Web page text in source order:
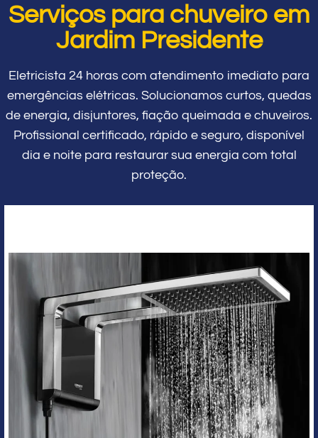
Serviços para chuveiro em
Jardim Presidente
Eletricista 24 horas com atendimento imediato para
emergências elétricas. Solucionamos curtos, quedas
de energia, disjuntores, fiação queimada e chuveiros.
Profissional certificado, rápido e seguro, disponível
dia e noite para restaurar sua energia com total
proteção.